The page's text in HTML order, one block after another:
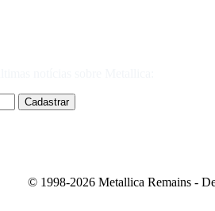
© 1998-2026 Metallica Remains -